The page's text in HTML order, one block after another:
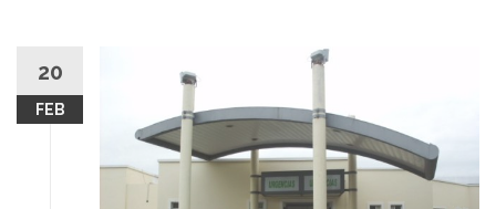
20
FEB